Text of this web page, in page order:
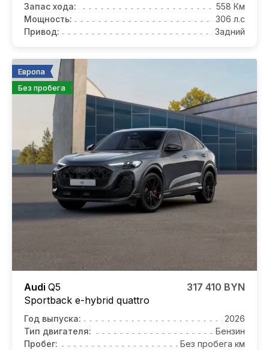
Запас хода:
558 Км
Мощность:
306 л.с
Привод:
Задний
Европа
Без пробега
Audi Q5
Sportback e-hybrid quattro
317 410 BYN
Год выпуска:
2026
Тип двигателя:
Бензин
Пробег:
Без пробега км